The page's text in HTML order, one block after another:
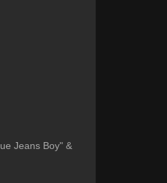
Jeans Boy" &